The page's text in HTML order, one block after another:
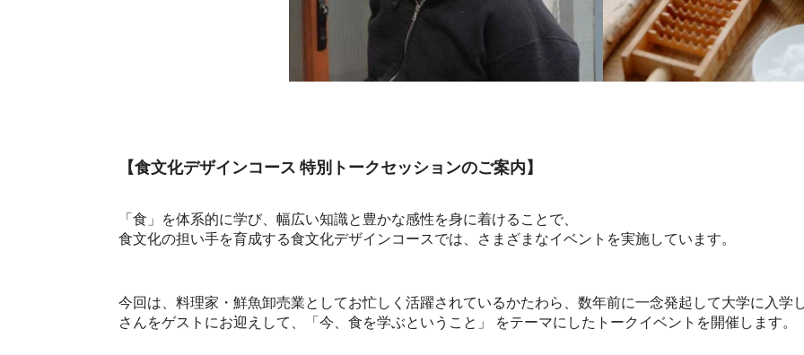
【食文化デザインコース 特別トークセッションのご案内】
「食」を体系的に学び、幅広い知識と豊かな感性を身に着けることで、
食文化の担い手を育成する食文化デザインコースでは、さまざまなイベントを実施しています。
今回は、料理家・鮮魚卸売業としてお忙しく活躍されているかたわら、数年前に一念発起して大学に入学
さんをゲストにお迎えして、「今、食を学ぶということ」 をテーマにしたトークイベントを開催します。